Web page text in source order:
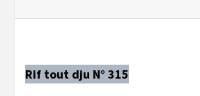
Rif tout dju N° 315